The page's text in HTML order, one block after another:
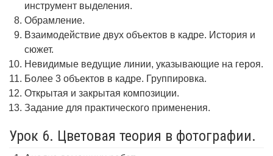
инструмент выделения.
Обрамление.
Взаимодействие двух объектов в кадре. История и
сюжет.
Невидимые ведущие линии, указывающие на героя.
Более 3 объектов в кадре. Группировка.
Открытая и закрытая композиции.
Задание для практического применения.
Урок 6. Цветовая теория в фотографии.